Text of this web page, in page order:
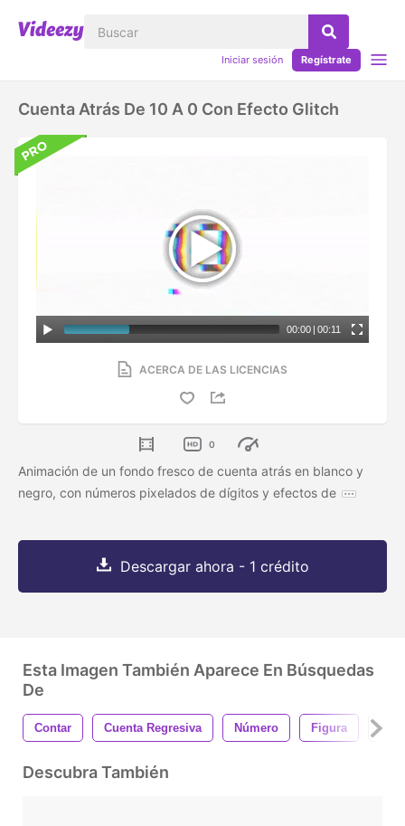
Iniciar sesión Regístrate
Cuenta Atrás De 10 A 0 Con Efecto Glitch
00:00 | 00:11
ACERCA DE LAS LICENCIAS
0
Animación de un fondo fresco de cuenta atrás en blanco y
negro, con números pixelados de dígitos y efectos de
Descargar ahora - 1 crédito
Esta Imagen También Aparece En Búsquedas
De
Contar Cuenta Regresiva Número Figura
Descubra También